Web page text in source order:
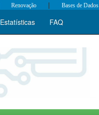
Renovação | Bases de Dados
Estatísticas FAQ